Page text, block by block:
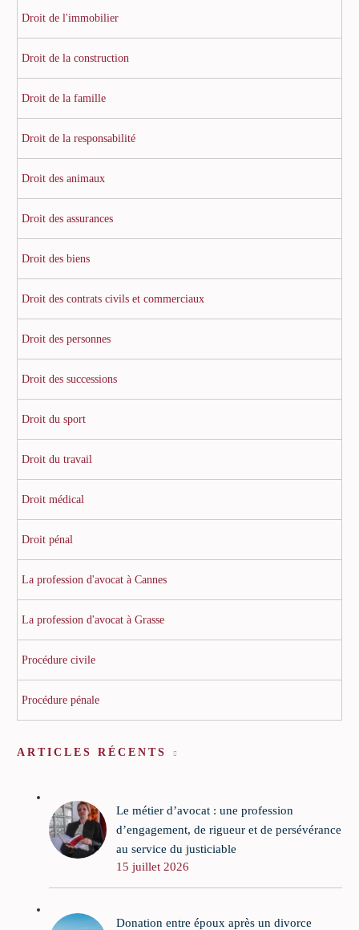
Droit de l'immobilier
Droit de la construction
Droit de la famille
Droit de la responsabilité
Droit des animaux
Droit des assurances
Droit des biens
Droit des contrats civils et commerciaux
Droit des personnes
Droit des successions
Droit du sport
Droit du travail
Droit médical
Droit pénal
La profession d'avocat à Cannes
La profession d'avocat à Grasse
Procédure civile
Procédure pénale
ARTICLES RÉCENTS
Le métier d’avocat : une profession
d’engagement, de rigueur et de persévérance
au service du justiciable
15 juillet 2026
Donation entre époux après un divorce